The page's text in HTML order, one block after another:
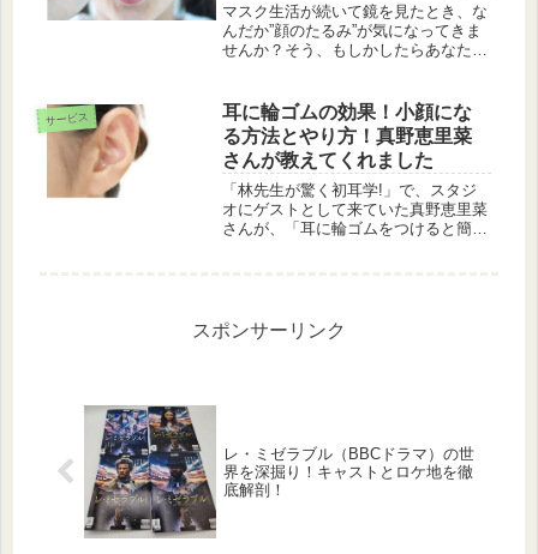
マスク生活が続いて鏡を見たとき、な
んだか”顔のたるみ”が気になってきま
せんか？そう、もしかしたらあなた
た、顔の“たるみ”を解消する、超簡単
エクササイズ”にぱにぱ”体操のやり方
をご紹介します。
サービス
耳に輪ゴムの効果！小顔にな
る方法とやり方！真野恵里菜
さんが教えてくれました
「林先生が驚く初耳学!」で、スタジ
オにゲストとして来ていた真野恵里菜
さんが、「耳に輪ゴムをつけると簡単
スポンサーリンク
レ・ミゼラブル（BBCドラマ）の世
界を深掘り！キャストとロケ地を徹
底解剖！